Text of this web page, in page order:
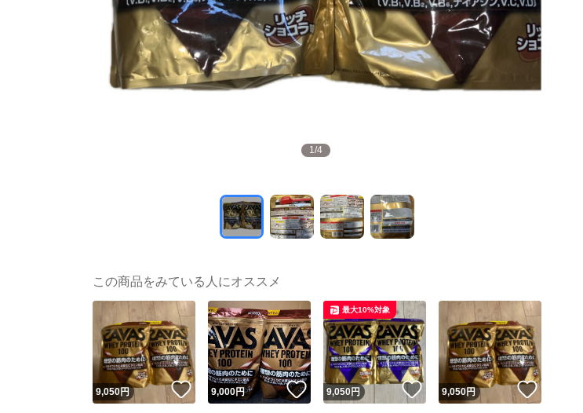
1/4
この商品をみている人にオススメ
9,050円 いいね！
9,000円 いいね！
9,050円 いいね！
最大10%対象
9,050円 いいね！